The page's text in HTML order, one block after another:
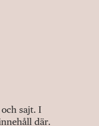
sajt. I
där.